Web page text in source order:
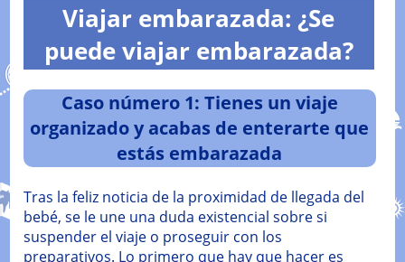
Viajar embarazada: ¿Se
puede viajar embarazada?
Caso número 1: Tienes un viaje
organizado y acabas de enterarte que
estás embarazada
Tras la feliz noticia de la proximidad de llegada del
bebé, se le une una duda existencial sobre si
suspender el viaje o proseguir con los
preparativos. Lo primero que hay que hacer es